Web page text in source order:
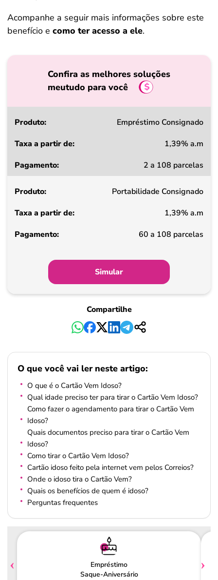
Acompanhe a seguir mais informações sobre este
benefício e como ter acesso a ele.
Confira as melhores soluções
meutudo para você
Produto
a
de
Pagamento
Empréstimo Consignado
1,39% a.m
2 a 108 parcelas
Portabilidade Consignado
1,39% a.m
60 a 108 parcelas
Simular
Compartilhe
O que você vai ler neste artigo:
O que é o Cartão Vem Idoso?
Qual idade preciso ter para tirar o Cartão Vem Idoso?
Como fazer o agendamento para tirar o Cartão Vem
Idoso?
Quais documentos preciso para tirar o Cartão Vem
Idoso?
Como tirar o Cartão Vem Idoso?
Cartão idoso feito pela internet vem pelos Correios?
Onde o idoso tira o Cartão Vem?
Quais os benefícios de quem é idoso?
Perguntas frequentes
Empréstimo
Saque-Aniversário